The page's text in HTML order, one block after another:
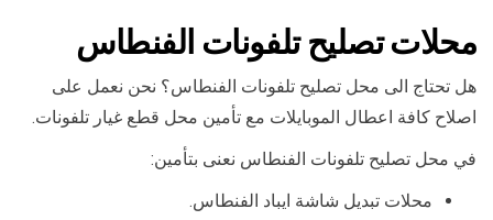
محلات تصليح تلفونات الفنطاس
هل تحتاج الى محل تصليح تلفونات الفنطاس؟ نحن نعمل على
اصلاح كافة اعطال الموبايلات مع تأمين محل قطع غيار تلفونات.
في محل تصليح تلفونات الفنطاس نعنى بتأمين:
محلات تبديل شاشة ايباد الفنطاس.